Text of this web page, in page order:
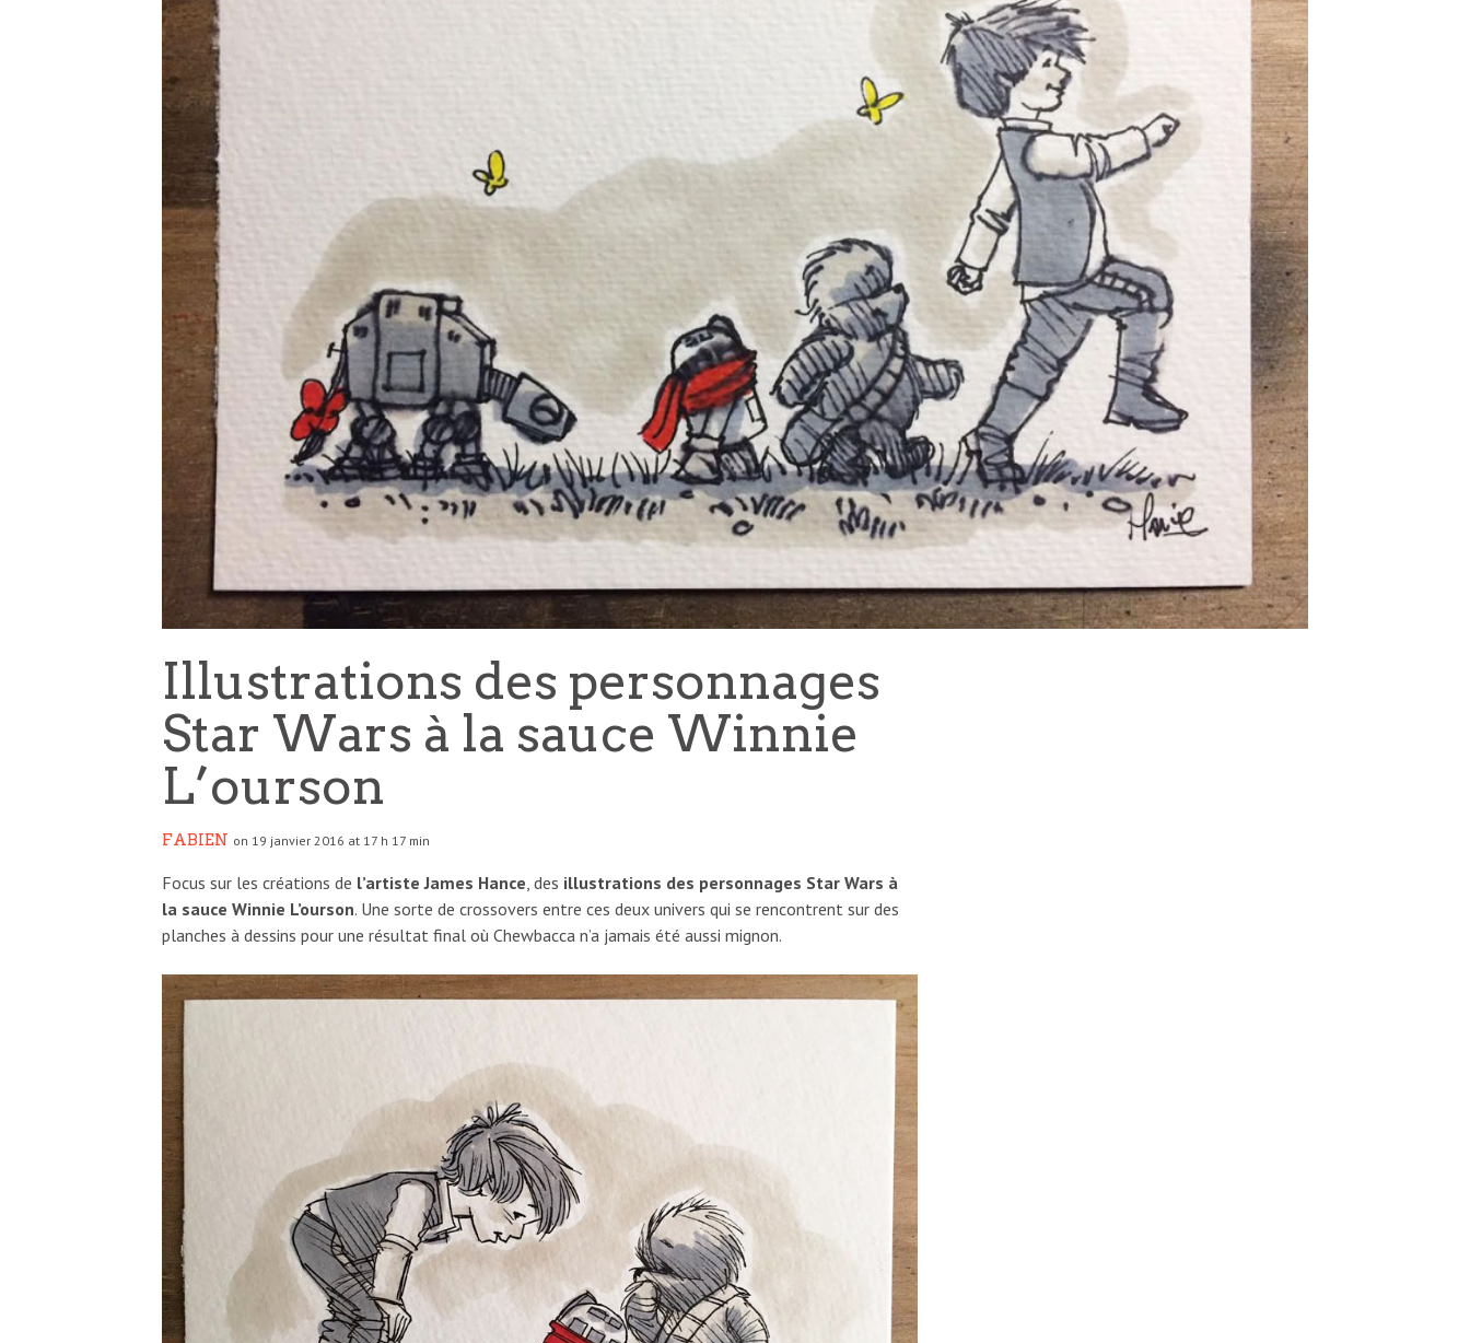
Illustrations des personnages
Star Wars à la sauce Winnie
L’ourson
FABIEN on 19 janvier 2016 at 17 h 17 min
Focus sur les créations de l’artiste James Hance , des illustrations des personnages Star Wars à
la sauce Winnie L’ourson. Une sorte de crossovers entre ces deux univers qui se rencontrent sur des
planches à dessins pour une résultat final où Chewbacca n’a jamais été aussi mignon.